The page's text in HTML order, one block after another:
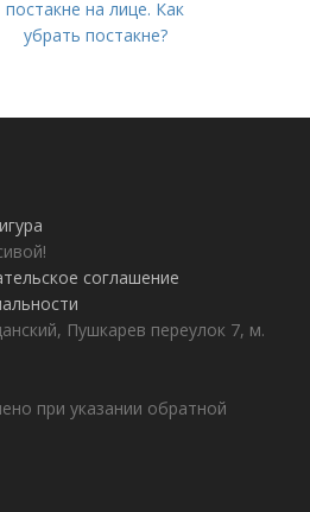
постакне на лице. Как
убрать постакне?
соглашение
Пушкарев переулок 7, м.
при указании обратной